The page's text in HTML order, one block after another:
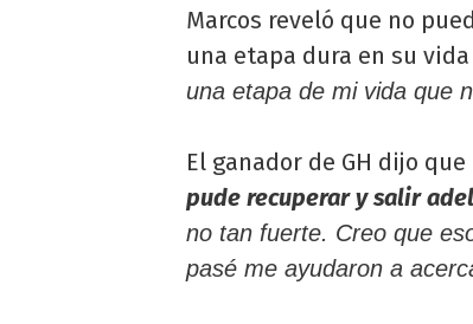
Marcos reveló que no
una etapa dura en su
una etapa de mi vida que
El ganador de GH dijo
pude recuperar y salir
no tan fuerte. Creo que
pasé me ayudaron a